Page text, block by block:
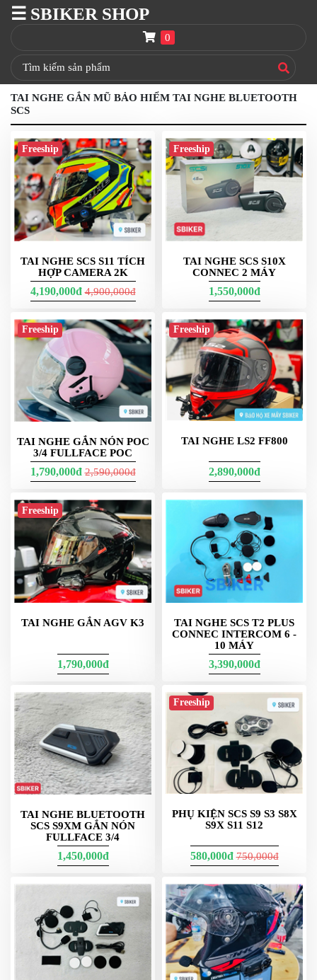
☰ SBIKER SHOP
0
SBIKER
TRANG
CHỦ
THÙNG
GIVI
BAGA
GIVI
HRX
NÓN
BẢO
HIỂM
FULLFACE
BEN
NÂNG
MOTO
PKL
ĐỒ
CHƠI
PHỤ
KIỆN
YAMAHA
1
CẢNG
GIVI
ZR
CHƠI
XE
PHỤ
KIỆN
XSR
GĂNG
TAY
MOTO
DƯỠNG
SÊN
BALO
ĐEO
GIVI
MOTO
TAI
NGHE
TAI NGHE GẮN MŨ BẢO HIỂM TAI NGHE BLUETOOTH
SCS
Freeship
TAI NGHE SCS S11 TÍCH
HỢP CAMERA 2K
4,190,000đ4,900,000đ
Freeship
TAI NGHE SCS S10X
CONNEC 2 MÁY
1,550,000đ
Freeship
TAI NGHE GẮN NÓN POC
3/4 FULLFACE POC
1,790,000đ2,590,000đ
Freeship
TAI NGHE LS2 FF800
2,890,000đ
Freeship
TAI NGHE GẮN AGV K3
1,790,000đ
TAI NGHE SCS T2 PLUS
CONNEC INTERCOM 6 -
10 MÁY
3,390,000đ
TAI NGHE BLUETOOTH
SCS S9XM GẮN NÓN
FULLFACE 3/4
1,450,000đ
Freeship
PHỤ KIỆN SCS S9 S3 S8X
S9X S11 S12
580,000đ750,000đ